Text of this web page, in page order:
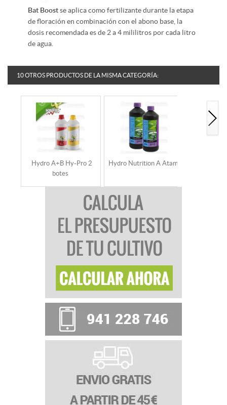
Bat Boostse aplica como fertilizante durante la etapa
de floración en combinación con el abono base, la
dosis recomendada es de 2 a 4 mililitros por cada litro
de agua.
10 OTROS PRODUCTOS DE LA MISMA CATEGORÍA:
Hydro A+B Hy-Pro 2
botes
Hydro Nutrition A Atami